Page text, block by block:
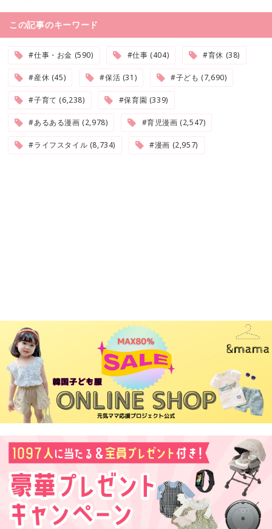
この記事のキーワード
#仕事・お金 (590) #仕事 (404) #育休 (38)
#産休 (45) #保活 (31) #子ども (7,690)
#子育て (6,238) #保育園 (339)
#あるある漫画 (2,978) #育児漫画 (2,547)
#ライフスタイル (8,734) #漫画 (2,957)